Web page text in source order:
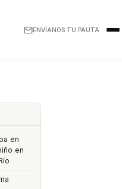
ENVÍANOS TU PAUTA
en
en